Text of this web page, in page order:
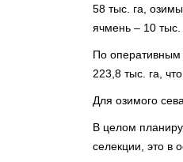
58 тыс. га,
ячмень – 10 тыс.
По оперативным
223,8 тыс. га,
Для озимого
В целом
селекции, это в